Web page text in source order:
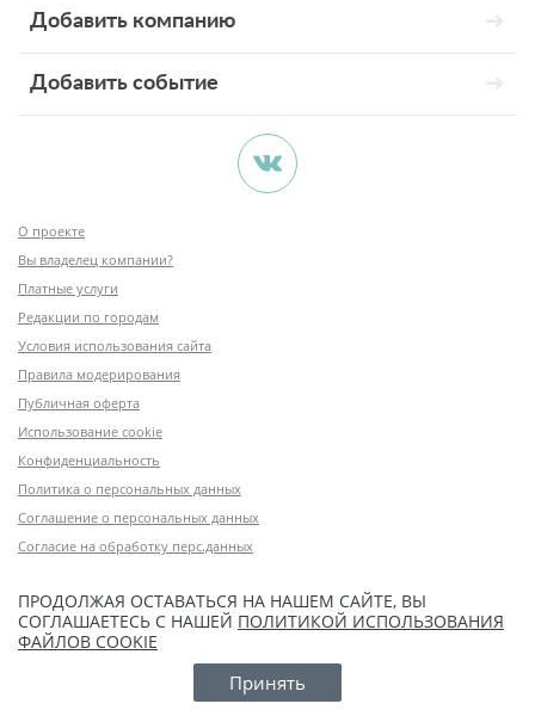
Добавить компанию
Добавить событие
О проекте
Вы владелец компании?
Платные услуги
Редакции по городам
Условия использования сайта
Правила модерирования
Публичная оферта
Использование cookie
Конфиденциальность
Политика о персональных данных
Соглашение о персональных данных
Согласие на обработку перс.данных
ПРОДОЛЖАЯ ОСТАВАТЬСЯ НА НАШЕМ САЙТЕ, ВЫ
СОГЛАШАЕТЕСЬ С НАШЕЙ ПОЛИТИКОЙ ИСПОЛЬЗОВАНИЯ
ФАЙЛОВ COOKIE
Принять